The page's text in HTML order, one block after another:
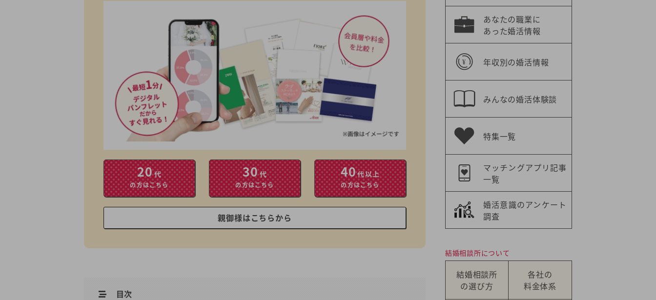
20代
の方はこちら
30代
の方はこちら
40代以上
の方はこちら
親御様はこちらから
目次
あなたの職業に
あった婚活情報
年収別の婚活情報
みんなの婚活体験談
特集一覧
マッチングアプリ記事
一覧
婚活意識のアンケート
調査
結婚相談所について
結婚相談所
の選び方
各社の
料金体系